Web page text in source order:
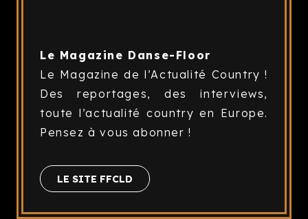
Le Magazine Danse-Floor
Le Magazine de l’Actualité Country !
Des reportages, des interviews,
toute l’actualité country en Europe.
Pensez à vous abonner !
LE SITE FFCLD